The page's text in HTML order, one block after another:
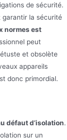
de sécurité.
la sécurité
normes est
peut
et obsolète
appareils
donc primordial.
défaut d’isolation.
sur un